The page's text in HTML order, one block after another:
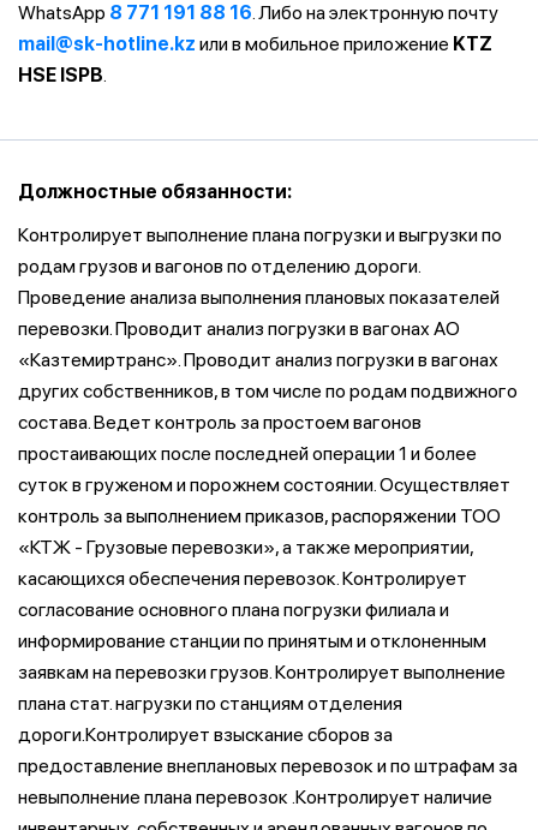
WhatsApp 8 771 191 88 16. Либо на электронную почту
mail@sk-hotline.kz или в мобильное приложение KTZ
HSE ISPB.
Должностные обязанности:
Контролирует выполнение плана погрузки и выгрузки по
родам грузов и вагонов по отделению дороги.
Проведение анализа выполнения плановых показателей
перевозки. Проводит анализ погрузки в вагонах АО
«Казтемиртранс». Проводит анализ погрузки в вагонах
других собственников, в том числе по родам подвижного
состава. Ведет контроль за простоем вагонов
простаивающих после последней операции 1 и более
суток в груженом и порожнем состоянии. Осуществляет
контроль за выполнением приказов, распоряжении ТОО
«КТЖ - Грузовые перевозки», а также мероприятии,
касающихся обеспечения перевозок. Контролирует
согласование основного плана погрузки филиала и
информирование станции по принятым и отклоненным
заявкам на перевозки грузов. Контролирует выполнение
плана стат. нагрузки по станциям отделения
дороги.Контролирует взыскание сборов за
предоставление внеплановых перевозок и по штрафам за
невыполнение плана перевозок .Контролирует наличие